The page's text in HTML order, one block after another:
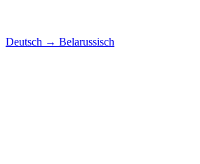
Deutsch → Belarussisch